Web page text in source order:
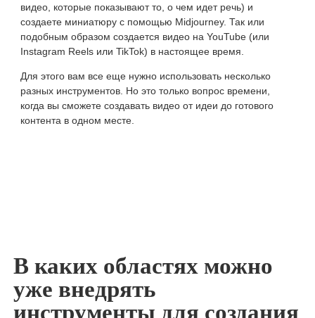
видео, которые показывают то, о чем идет речь) и
создаете миниатюру с помощью Midjourney. Так или
подобным образом создается видео на YouTube (или
Instagram Reels или TikTok) в настоящее время.
Для этого вам все еще нужно использовать несколько
разных инструментов. Но это только вопрос времени,
когда вы сможете создавать видео от идеи до готового
контента в одном месте.
В каких областях можно
уже внедрять